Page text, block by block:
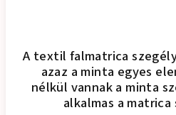
A textil falmatrica
azaz a minta egyes
nélkül vannak a minta
alkalmas a matrica